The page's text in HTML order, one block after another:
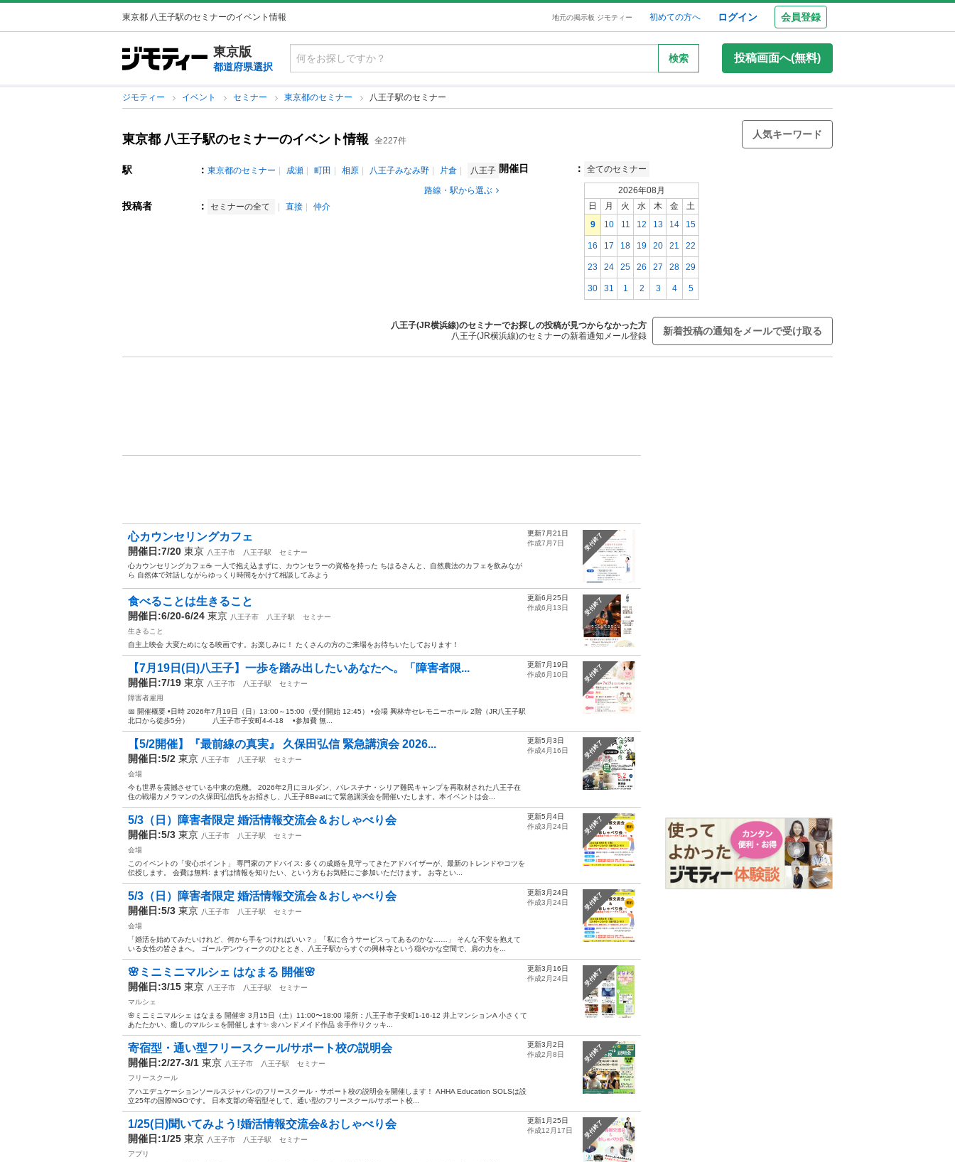
東京都 八王子駅のセミナーのイベント情報 地元の掲示板 ジモティー 初めての方へ ログイン 会員登録
東京版
都道府県選択
検索 投稿画面へ(無料)
ジモティー イベント セミナー 東京都のセミナー 八王子駅のセミナー
東京都 八王子駅のセミナーのイベント情報 全227件
人気キーワード
駅 ： 東京都のセミナー 成瀬 町田 相原 八王子みなみ野 片倉
八王子
路線・駅から選ぶ
投稿者 ： セミナーの全て 直接 仲介
開催日 ： 全てのセミナー
2026年08月
日
月 火 水 木 金
土
9
10 11 12 13 14 15
16 17 18 19 20 21 22
23 24 25 26 27 28 29
30 31 1 2 3 4 5
八王子(JR横浜線)のセミナーでお探しの投稿が見つからなかった方
八王子(JR横浜線)のセミナーの新着通知メール登録
新着投稿の通知をメールで受け取る
受付終了
心カウンセリングカフェ
開催日:7/20 東京 八王子市 八王子駅
セミナー
心カウンセリングカフェ☕️ 一人で抱え込まずに、カウンセラーの資格を持った ちはるさんと、自然農法のカフェを飲みなが
ら 自然体で対話しながらゆっくり時間をかけて相談してみよう
更新7月21日
作成7月7日
受付終了
食べることは生きること
開催日:6/20-6/24 東京 八王子市 八王子駅
セミナー
生きること
自主上映会 大変ためになる映画です。お楽しみに！ たくさんの方のご来場をお待ちいたしております！
更新6月25日
作成6月13日
受付終了
【7月19日(日)八王子】一歩を踏み出したいあなたへ。「障害者限...
開催日:7/19 東京 八王子市 八王子駅
セミナー
障害者雇用
📅 開催概要 •日時 2026年7月19日（日）13:00～15:00（受付開始 12:45） •会場 興林寺セレモニーホール 2階（JR八王子駅
北口から徒歩5分） 八王子市子安町4-4-18 •参加費 無...
更新7月19日
作成6月10日
受付終了
【5/2開催】『最前線の真実』 久保田弘信 緊急講演会 2026...
開催日:5/2 東京 八王子市 八王子駅
セミナー
会場
今も世界を震撼させている中東の危機。 2026年2月にヨルダン、パレスチナ・シリア難民キャンプを再取材された八王子在
住の戦場カメラマンの久保田弘信氏をお招きし、八王子8Beatにて緊急講演会を開催いたします。本イベントは会...
更新5月3日
作成4月16日
受付終了
5/3（日）障害者限定 婚活情報交流会＆おしゃべり会
開催日:5/3 東京 八王子市 八王子駅
セミナー
会場
このイベントの「安心ポイント」 専門家のアドバイス: 多くの成婚を見守ってきたアドバイザーが、最新のトレンドやコツを
伝授します。 会費は無料: まずは情報を知りたい、という方もお気軽にご参加いただけます。 お寺とい...
更新5月4日
作成3月24日
受付終了
5/3（日）障害者限定 婚活情報交流会＆おしゃべり会
開催日:5/3 東京 八王子市 八王子駅
セミナー
会場
「婚活を始めてみたいけれど、何から手をつければいい？」「私に合うサービスってあるのかな……」 そんな不安を抱えて
いる女性の皆さまへ。 ゴールデンウィークのひととき、八王子駅からすぐの興林寺という穏やかな空間で、肩の力を...
更新3月24日
作成3月24日
受付終了
🌸ミニミニマルシェ はなまる 開催🌸
開催日:3/15 東京 八王子市 八王子駅
セミナー
マルシェ
🌸ミニミニマルシェ はなまる 開催🌸 3月15日（土）11:00〜18:00 場所：八王子市子安町1-16-12 井上マンションA 小さくて
あたたかい、癒しのマルシェを開催します✨ 🌼ハンドメイド作品 🌼手作りクッキ...
更新3月16日
作成2月24日
受付終了
寄宿型・通い型フリースクール/サポート校の説明会
開催日:2/27-3/1 東京 八王子市 八王子駅
セミナー
フリースクール
アハエデュケーションソールスジャパンのフリースクール・サポート校の説明会を開催します！ AHHA Education SOLSは設
立25年の国際NGOです。 日本支部の寄宿型そして、通い型のフリースクール/サポート校...
更新3月2日
作成2月8日
受付終了
1/25(日)聞いてみよう!婚活情報交流会&おしゃべり会
開催日:1/25 東京 八王子市 八王子駅
セミナー
アプリ
更新1月25日
作成12月17日